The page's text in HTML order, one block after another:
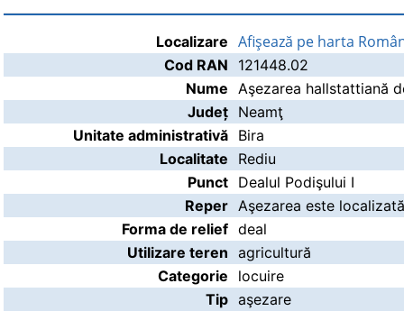
Localizare Afişează pe harta
Cod RAN
121448.02
Nume Aşezarea hallstattiană
Județ Neamţ
Unitate administrativă Bira
Localitate
Rediu
Punct Dealul Podişului I
Reper Aşezarea este
Forma de relief deal
Utilizare teren agricultură
Categorie
locuire
Tip aşezare